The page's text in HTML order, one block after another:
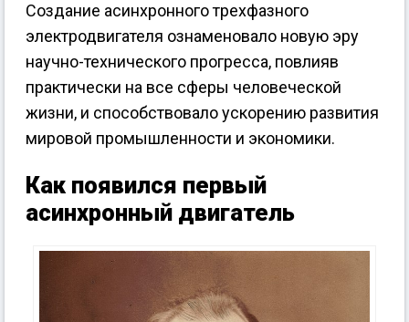
Создание асинхронного трехфазного
электродвигателя ознаменовало новую эру
научно-технического прогресса, повлияв
практически на все сферы человеческой
жизни, и способствовало ускорению развития
мировой промышленности и экономики.
Как появился первый
асинхронный двигатель